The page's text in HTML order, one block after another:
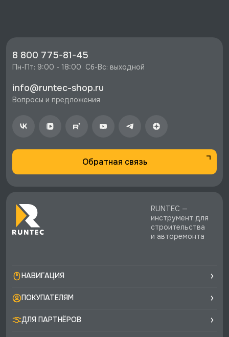
⚡️ Бесплатная доставка в Москве, Санкт-
Петербурге и по РФ, если она меньше 10%
♥️ Наличие товаров, Программа лояльности,
8 800 775-81-45
Пн-Пт: 9:00 - 18:00  Сб-Вс: выходной
info@runtec-shop.ru
Вопросы и предложения
Обратная связь
RUNTEC —
инструмент для
строительства
и авторемонта
НАВИГАЦИЯ
ПОКУПАТЕЛЯМ
ДЛЯ ПАРТНЁРОВ